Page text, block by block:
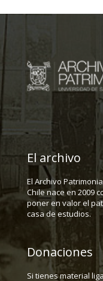
El archivo
El Archivo
Chile nace en 2009
poner en valor el
casa de estudios.
Donaciones
Si tienes material